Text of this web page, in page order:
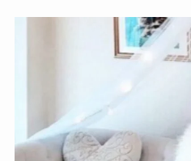
パーティーチャッ
双方向チャット